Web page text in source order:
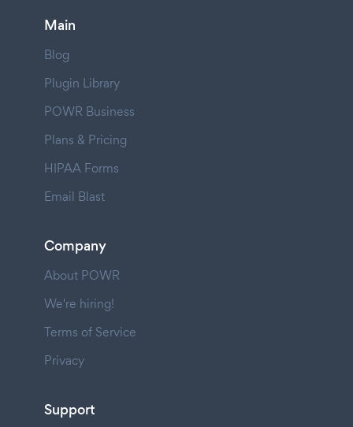
Main
Blog
Plugin Library
POWR Business
Plans & Pricing
HIPAA Forms
Email Blast
Company
About POWR
We're hiring!
Terms of Service
Privacy
Support